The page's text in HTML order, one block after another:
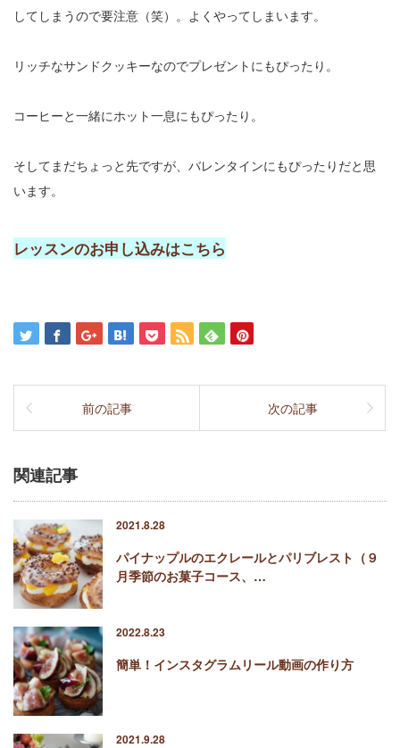
してしまうので要注意（笑）。よくやってしまいます。
リッチなサンドクッキーなのでプレゼントにもぴったり。
コーヒーと一緒にホット一息にもぴったり。
そしてまだちょっと先ですが、バレンタインにもぴったりだと思
います。
レッスンのお申し込みはこちら
前の記事 次の記事
関連記事
2021.8.28
パイナップルのエクレールとパリブレスト（９
月季節のお菓子コース、…
2022.8.23
簡単！インスタグラムリール動画の作り方
2021.9.28